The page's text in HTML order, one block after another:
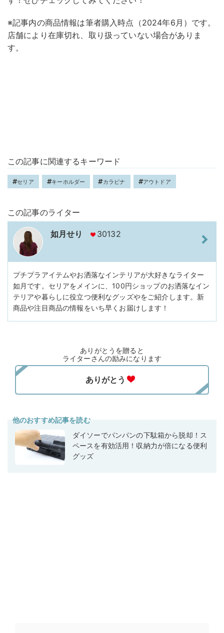
※記事内の商品情報は筆者購入時点（2024年6月）です。
店舗により在庫切れ、取り扱っていない場合がありま
す。
この記事に関連するキーワード
セリア キーホルダー カラビナ アウトドア
この記事のライター
如月せり 30132
プチプラアイテムやお洒落なインテリアが大好きなライター
如月です。セリアをメインに、100円ショップのお洒落なイン
テリアや暮らしに役立つ便利なグッズやをご紹介します。新
商品や注目商品の情報をいち早くお届けします！
ありがとうを贈ると
ライターさんの励みになります
他のおすすめ記事を読む
ダイソーでパンパンの下駄箱から脱却！ス
ペースを有効活用！収納力が倍になる便利
グッズ